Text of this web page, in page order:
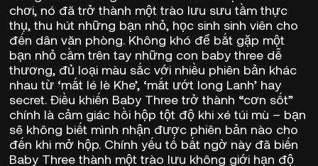
chơi, nó đã trở thành một trào lưu sưu tầm thực
thụ, thu hút những bạn nhỏ, học sinh sinh viên cho
đến dân văn phòng. Không khó để bắt gặp một
bạn nhỏ cầm trên tay những con baby three dễ
thương, đủ loại màu sắc với nhiều phiên bản khác
nhau từ ‘mắt lé lè Khe’, ‘mắt ướt long Lanh’ hay
secret. Điều khiến Baby Three trở thành “cơn sốt”
chính là cảm giác hồi hộp tột độ khi xé túi mù – bạn
sẽ không biết mình nhận được phiên bản nào cho
đến khi mở hộp. Chính yếu tố bất ngờ này đã biến
Baby Three thành một trào lưu không giới hạn độ